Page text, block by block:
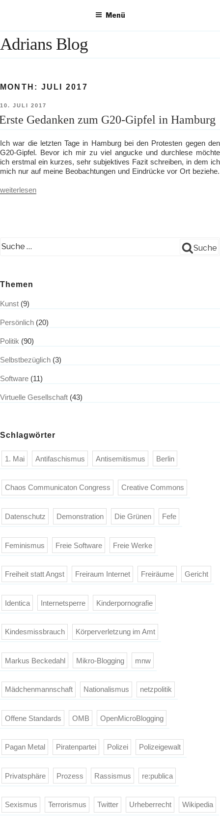
Menü
Adrians Blog
MONTH: JULI 2017
VERÖFFENTLICHT
AM
10. JULI 2017
Gedanken zum G20-Gipfel in Hamburg
Ich war die letzten Tage in Hamburg bei den Protesten gegen den
G20-Gipfel. Bevor ich mir zu viel angucke und durchlese möchte
ich erstmal ein kurzes, sehr subjektives Fazit schreiben, in dem ich
mich nur auf meine Beobachtungen und Eindrücke vor Ort beziehe.
„Erste
Hamburg“
weiterlesen
Suche
Themen
Kunst (9)
Persönlich (20)
Politik (90)
Selbstbezüglich (3)
Software (11)
Virtuelle Gesellschaft (43)
Schlagwörter
1. Mai Antifaschismus Antisemitismus Berlin
Chaos Communicaton Congress Creative Commons
Datenschutz Demonstration Die Grünen Fefe
Feminismus Freie Software Freie Werke
Freiheit statt Angst Freiraum Internet Freiräume Gericht
Identica Internetsperre Kinderpornografie
Kindesmissbrauch Körperverletzung im Amt
Markus Beckedahl Mikro-Blogging mnw
Mädchenmannschaft Nationalismus netzpolitik
Offene Standards OMB OpenMicroBlogging
Pagan Metal Piratenpartei Polizei Polizeigewalt
Privatsphäre Prozess Rassismus re:publica
Sexismus Terrorismus Twitter Urheberrecht Wikipedia